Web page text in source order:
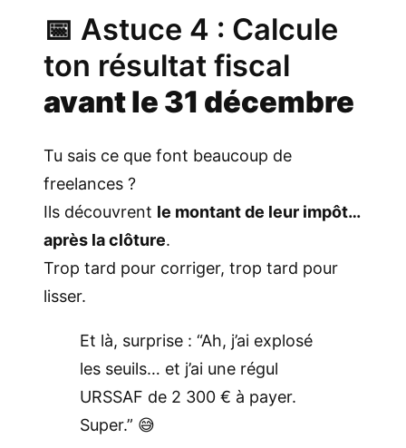
📅 Astuce 4 : Calcule
ton résultat fiscal
avant le 31 décembre
Tu sais ce que font beaucoup de
freelances ?
Ils découvrent le montant de leur impôt…
après la clôture.
Trop tard pour corriger, trop tard pour
lisser.
Et là, surprise : “Ah, j’ai explosé
les seuils… et j’ai une régul
URSSAF de 2 300 € à payer.
Super.” 😅